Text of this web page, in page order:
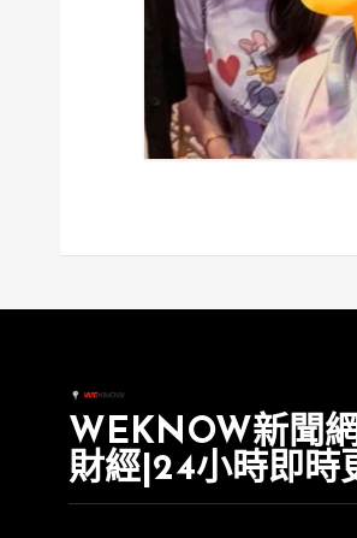
WEKNOW新聞
財經|24小時即時